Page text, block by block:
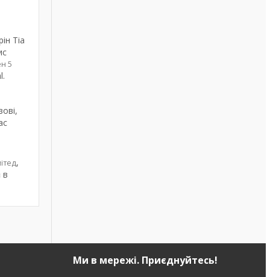
Тіа
5
,
в
Ми в мережі. Приєднуйтесь!